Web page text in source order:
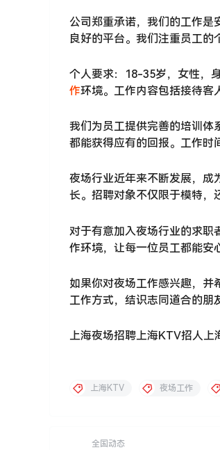
公司郑重承诺，我们的工作是
良好的平台。我们注重员工的
个人要求：18-35岁，女性，
作环境。工作内容包括接待客
我们为员工提供完善的培训体
都能获得应有的回报。工作时
夜场行业近年来不断发展，成
长。招聘对象不仅限于模特，
对于有意加入夜场行业的求职
作环境，让每一位员工都能安
如果你对夜场工作感兴趣，并
工作方式，结识志同道合的朋
上海夜场招聘上海KTV招人上
上海KTV 夜场工作
全国动态